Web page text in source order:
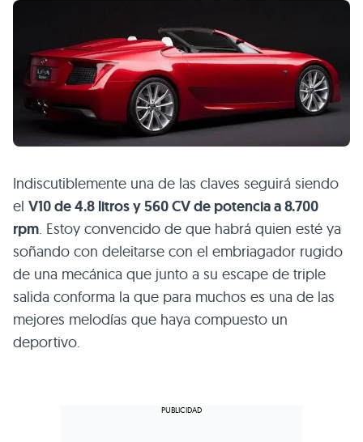
Indiscutiblemente una de las claves seguirá siendo
el V10de 4.8 litros y 560 CV de potencia a 8.700
rpm. Estoy convencido de que habrá quien esté ya
soñando con deleitarse con el embriagador rugido
de una mecánica que junto a su escape de triple
salida conforma la que para muchos es una de las
mejores melodías que haya compuesto un
deportivo.